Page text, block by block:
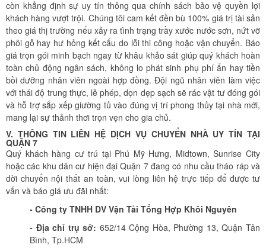
còn khẳng định sự uy tín thông qua chính sách bảo vệ quyền lợi
khách hàng vượt trội. Chúng tôi cam kết đền bù 100% giá trị tài sản
theo giá thị trường nếu xảy ra tình trạng trầy xước nước sơn, nứt vỡ
phôi gỗ hay hư hỏng kết cấu do lỗi thi công hoặc vận chuyển. Báo
giá trọn gói minh bạch ngay từ khâu khảo sát giúp quý khách hoàn
toàn chủ động ngân sách, không lo phát sinh phụ phí ẩn hay tiền
bồi dưỡng nhân viên ngoài hợp đồng. Đội ngũ nhân viên làm việc
với thái độ trung thực, lễ phép, dọn dẹp sạch sẽ rác vật tư đóng gói
và hỗ trợ sắp xếp giường tủ vào đúng vị trí phong thủy tại nhà mới,
mang lại sự thảnh thơi trọn vẹn cho gia chủ.
V. THÔNG TIN LIÊN HỆ DỊCH VỤ CHUYỂN NHÀ UY TÍN TẠI
QUẬN 7
Quý khách hàng cư trú tại Phú Mỹ Hưng, Midtown, Sunrise City
hoặc các khu dân cư hiện đại Quận 7 đang có nhu cầu tháo ráp và
dời chuyển nội thất an toàn, vui lòng liên hệ trực tiếp để được tư
vấn và báo giá ưu đãi nhất:
- Công ty TNHH DV Vận Tải Tổng Hợp Khôi Nguyên
- Địa chỉ trụ sở: 652/14 Cộng Hòa, Phường 13, Quận Tân
Bình, Tp.HCM